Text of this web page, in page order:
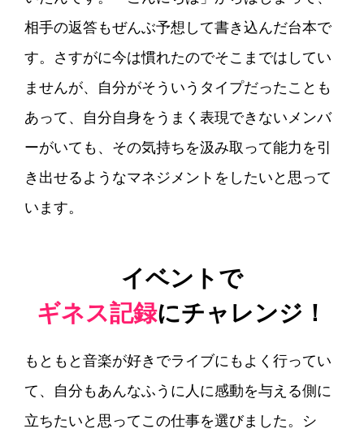
相手の返答もぜんぶ予想して書き込んだ台本で
す。さすがに今は慣れたのでそこまではしてい
ませんが、自分がそういうタイプだったことも
あって、自分自身をうまく表現できないメンバ
ーがいても、その気持ちを汲み取って能力を引
き出せるようなマネジメントをしたいと思って
います。
イベントで
ギネス記録にチャレンジ！
もともと音楽が好きでライブにもよく行ってい
て、自分もあんなふうに人に感動を与える側に
立ちたいと思ってこの仕事を選びました。シ